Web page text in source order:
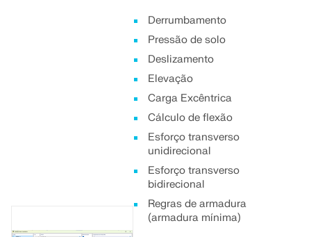
Derrumbamento
Pressão de solo
Deslizamento
Elevação
Carga Excêntrica
Cálculo de flexão
Esforço transverso
unidirecional
Esforço transverso
bidirecional
Regras de armadura
(armadura mínima)